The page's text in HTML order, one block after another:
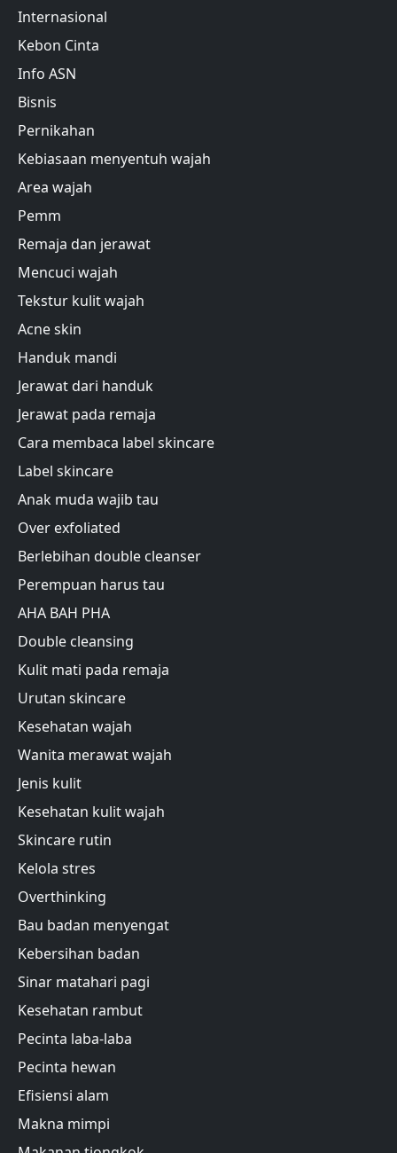
Internasional
Kebon Cinta
Info ASN
Bisnis
Pernikahan
Kebiasaan menyentuh wajah
Area wajah
Pemm
Remaja dan jerawat
Mencuci wajah
Tekstur kulit wajah
Acne skin
Handuk mandi
Jerawat dari handuk
Jerawat pada remaja
Cara membaca label skincare
Label skincare
Anak muda wajib tau
Over exfoliated
Berlebihan double cleanser
Perempuan harus tau
AHA BAH PHA
Double cleansing
Kulit mati pada remaja
Urutan skincare
Kesehatan wajah
Wanita merawat wajah
Jenis kulit
Kesehatan kulit wajah
Skincare rutin
Kelola stres
Overthinking
Bau badan menyengat
Kebersihan badan
Sinar matahari pagi
Kesehatan rambut
Pecinta laba-laba
Pecinta hewan
Efisiensi alam
Makna mimpi